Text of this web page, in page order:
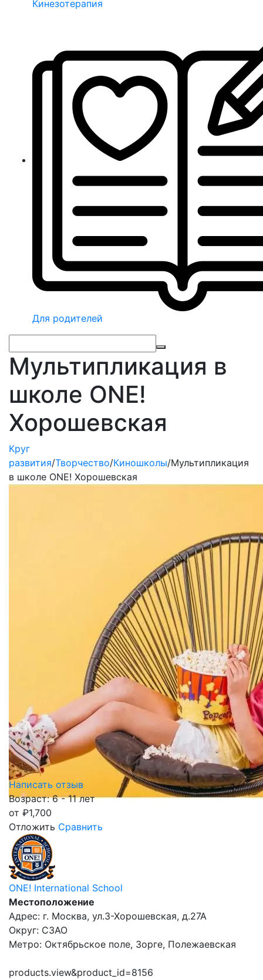
Кинезотерапия
Для родителей
Мультипликация в
школе ONE!
Хорошевская
Круг
развития/Творчество/Киношколы/Мультипликация
в школе ONE! Хорошевская
Написать отзыв
Возраст: 6 - 11 лет
от ₽1,700
Отложить Сравнить
ONE! International School
Местоположение
Адрес: г. Москва, ул.3-Хорошевская, д.27А
Округ: СЗАО
Метро: Октябрьское поле, Зорге, Полежаевская
products.view&product_id=8156